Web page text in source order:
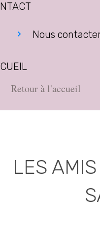
Nous
Retour à l'accueil
LES